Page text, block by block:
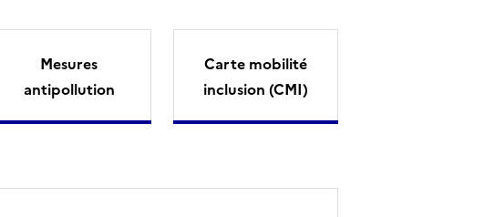
Mesures
antipollution
Carte mobilité
inclusion (CMI)